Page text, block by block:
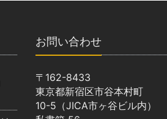
お問い合わせ
〒162-8433
東京都新宿区市谷本村町
10-5（JICA市ヶ谷ビル内）